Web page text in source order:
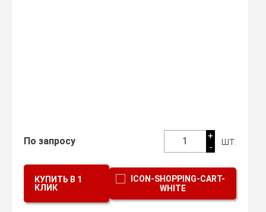
По запросу 1
+
-
шт.
КУПИТЬ В 1
КЛИК